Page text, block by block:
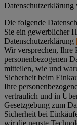
Datenschutz­erklärung
Die folgende
Sie ein gewerblicher
Datenschutzerklärung
Wir versprechen, Ihre
personenbezogenen
mitteilen, wie und
Sicherheit beim
Ihre
vertraulich und in
Gesetzgebung zum
Sicherheit bei
wir die neuste